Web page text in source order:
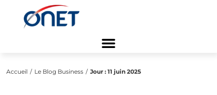
Accueil / Le Blog Business / Jour :11 juin 2025